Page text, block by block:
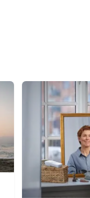
this-page